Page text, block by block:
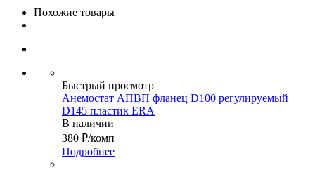
Похожие товары
Быстрый просмотр
Анемостат АПВП фланец D100 регулируемый
D145 пластик ERA
В наличии
380 ₽/комп
Подробнее